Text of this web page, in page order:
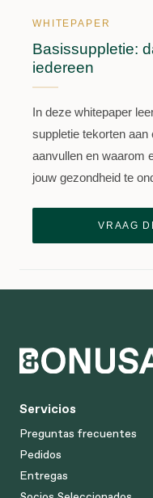
WHITEPAPER
Basissuppletie:
iedereen
In deze whitepaper
suppletie tekorten
aanvullen en waarom
jouw gezondheid te
VRAAG
Servicios
Preguntas frecuentes
Pedidos
Entregas